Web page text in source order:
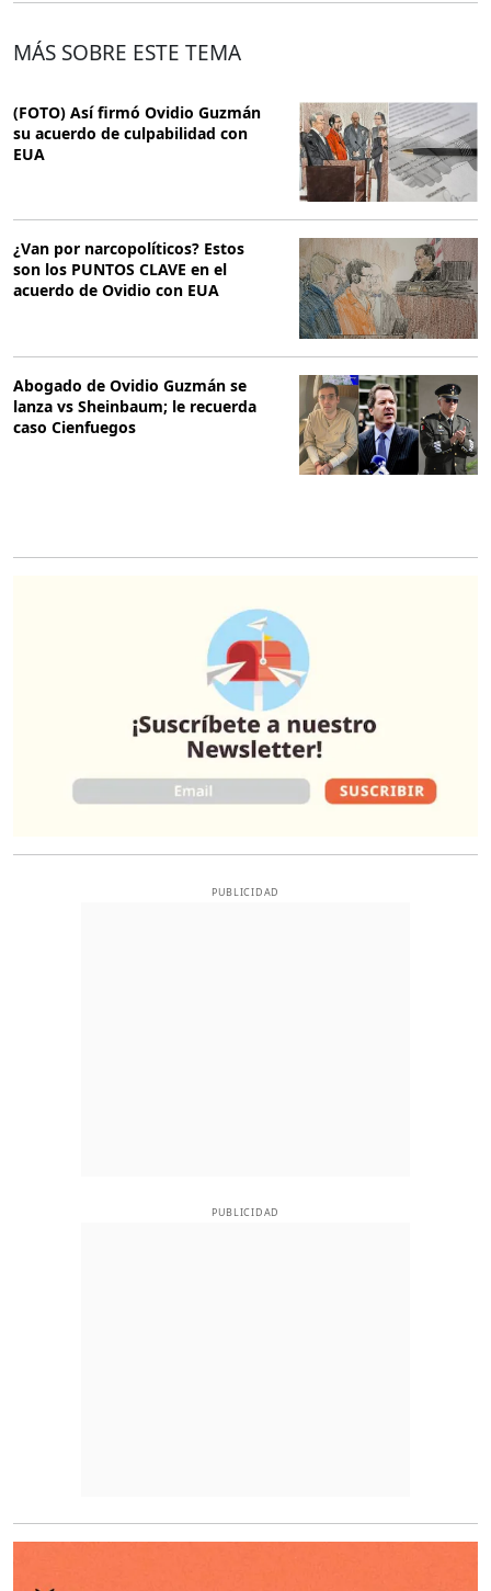
MÁS SOBRE ESTE TEMA
(FOTO) Así firmó Ovidio Guzmán
su acuerdo de culpabilidad con
EUA
¿Van por narcopolíticos? Estos
son los PUNTOS CLAVE en el
acuerdo de Ovidio con EUA
Abogado de Ovidio Guzmán se
lanza vs Sheinbaum; le recuerda
caso Cienfuegos
PUBLICIDAD
PUBLICIDAD